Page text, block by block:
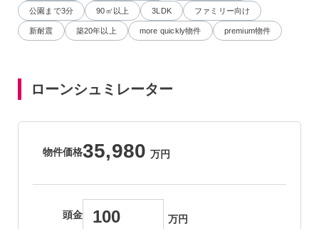
公園まで3分 90㎡以上 3LDK ファミリー向け
新耐震 築20年以上 more quickly物件 premium物件
ローンシュミレーター
物件価格35,980 万円
頭金 万円